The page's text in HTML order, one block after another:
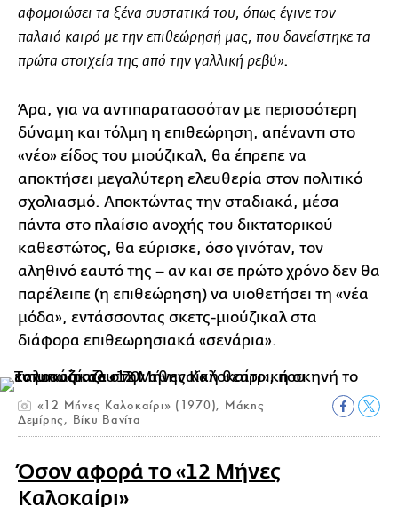
αφομοιώσει τα ξένα συστατικά του, όπως έγινε τον
παλαιό καιρό με την επιθεώρησή μας, που δανείστηκε τα
πρώτα στοιχεία της από την γαλλική ρεβύ».
Άρα, για να αντιπαρατασσόταν με περισσότερη
δύναμη και τόλμη η επιθεώρηση, απέναντι στο
«νέο» είδος του μιούζικαλ, θα έπρεπε να
αποκτήσει μεγαλύτερη ελευθερία στον πολιτικό
σχολιασμό. Αποκτώντας την σταδιακά, μέσα
πάντα στο πλαίσιο ανοχής του δικτατορικού
καθεστώτος, θα εύρισκε, όσο γινόταν, τον
αληθινό εαυτό της – αν και σε πρώτο χρόνο δεν θα
παρέλειπε (η επιθεώρηση) να υιοθετήσει τη «νέα
μόδα», εντάσσοντας σκετς-μιούζικαλ στα
διάφορα επιθεωρησιακά «σενάρια».
«12 Μήνες Καλοκαίρι» (1970), Μάκης
Δεμίρης, Βίκυ Βανίτα
Όσον αφορά το «12 Μήνες
Καλοκαίρι»